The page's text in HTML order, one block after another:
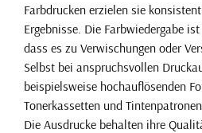
Farbdrucken erzielen sie
Ergebnisse. Die Farbwiedergabe
dass es zu Verwischungen oder
Selbst bei anspruchsvollen
beispielsweise hochauflösenden
Tonerkassetten und
Die Ausdrucke behalten ihre